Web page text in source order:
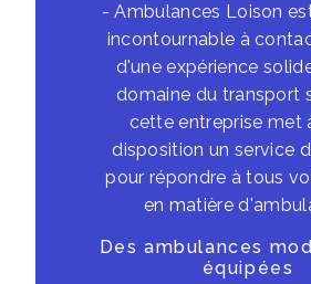
- Ambulances Loison
incontournable à
d'une expérience
domaine du transport
cette entreprise met
disposition un service
pour répondre à tous
en matière
Des ambulances
équipées